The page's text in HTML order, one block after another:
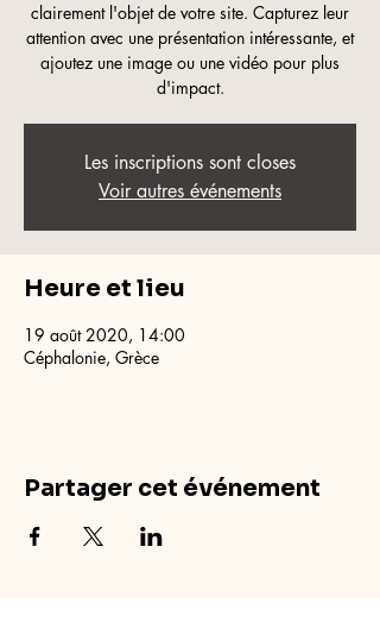
clairement l'objet de votre site. Capturez leur
attention avec une présentation intéressante, et
ajoutez une image ou une vidéo pour plus
d'impact.
Les inscriptions sont closes
Voir autres événements
Heure et lieu
19 août 2020, 14:00
Céphalonie, Grèce
Partager cet événement